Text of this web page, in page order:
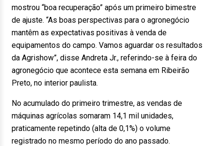
mostrou “boa recuperação” após um primeiro bimestre
de ajuste. “As boas perspectivas para o agronegócio
mantêm as expectativas positivas à venda de
equipamentos do campo. Vamos aguardar os resultados
da Agrishow”, disse Andreta Jr., referindo-se à feira do
agronegócio que acontece esta semana em Ribeirão
Preto, no interior paulista.
No acumulado do primeiro trimestre, as vendas de
máquinas agrícolas somaram 14,1 mil unidades,
praticamente repetindo (alta de 0,1%) o volume
registrado no mesmo período do ano passado.